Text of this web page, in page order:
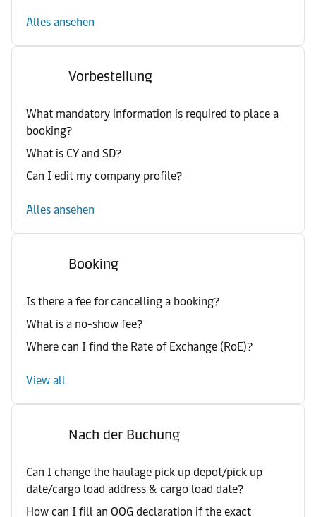
Alles ansehen
Vorbestellung
What mandatory information is required to place a
booking?
What is CY and SD?
Can I edit my company profile?
Alles ansehen
Booking
Is there a fee for cancelling a booking?
What is a no-show fee?
Where can I find the Rate of Exchange (RoE)?
View all
Nach der Buchung
Can I change the haulage pick up depot/pick up
date/cargo load address & cargo load date?
How can I fill an OOG declaration if the exact